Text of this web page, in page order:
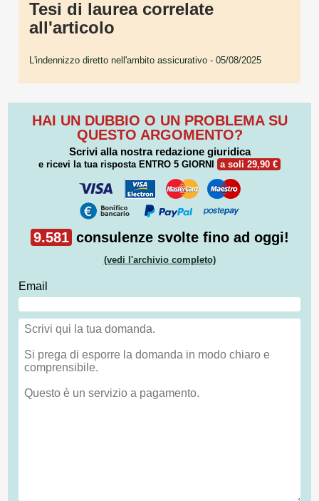
Tesi di laurea correlate
all'articolo
L'indennizzo diretto nell'ambito assicurativo - 05/08/2025
HAI UN DUBBIO O UN PROBLEMA SU
QUESTO ARGOMENTO?
Scrivi alla nostra redazione giuridica
e ricevi la tua risposta ENTRO 5 GIORNI a soli 29,90 €
9.581 consulenze svolte fino ad oggi!
(vedi l'archivio completo)
Email